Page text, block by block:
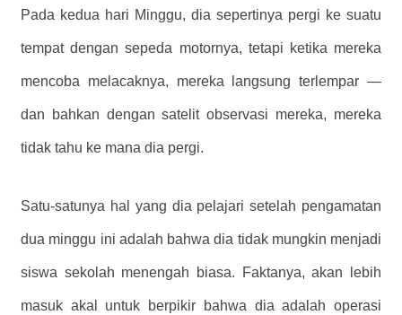
Pada kedua hari Minggu, dia sepertinya pergi ke suatu
tempat dengan sepeda motornya, tetapi ketika mereka
mencoba melacaknya, mereka langsung terlempar —
dan bahkan dengan satelit observasi mereka, mereka
tidak tahu ke mana dia pergi.
Satu-satunya hal yang dia pelajari setelah pengamatan
dua minggu ini adalah bahwa dia tidak mungkin menjadi
siswa sekolah menengah biasa. Faktanya, akan lebih
masuk akal untuk berpikir bahwa dia adalah operasi